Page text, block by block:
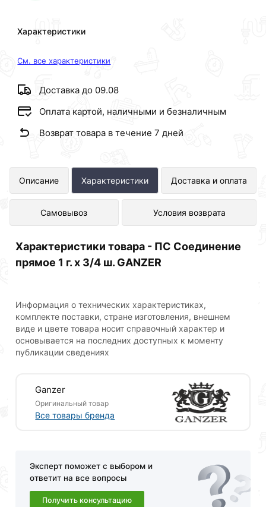
Характеристики
См. все характеристики
Доставка до 09.08
Оплата картой, наличными и безналичным
Возврат товара в течение 7 дней
Описание Характеристики Доставка и оплата
Самовывоз Условия возврата
ПС Соединение прямое 1 г. х 3/4 ш.
GANZER представлен в интернет-
магазине Сантехника по отличной
Для приобретения данной позиции, кликните
мышкой«Добавить в корзину»
или нажмите на
Характеристики товара - ПС Соединение
прямое 1 г. х 3/4 ш. GANZER
Информация о технических характеристиках,
комплекте поставки, стране изготовления, внешнем
виде и цвете товара носит справочный характер и
основывается на последних доступных к моменту
публикации сведениях
Ganzer
Оригинальный товар
Все товары бренда
Эксперт поможет с выбором и
ответит на все вопросы
Получить консультацию